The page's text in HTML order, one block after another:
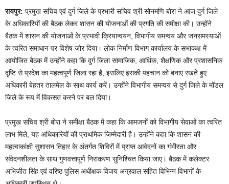
रायपुर: प्रमुख सचिव एवं दुर्ग जिले के प्रभारी सचिव श्री सोनमणि बोरा ने आज दुर्ग जिले
के अधिकारियों की बैठक लेकर शासन की योजनाओं की प्रगति की समीक्षा की। उन्होंने
बैठक में शासन की योजनाओं के प्रभावी क्रियान्वयन, विभागीय समन्वय और जनसमस्याओं
के त्वरित समाधान पर विशेष जोर दिया। लोक निर्माण विभाग कार्यालय के सभाकक्ष में
आयोजित बैठक में उन्होंने कहा कि दुर्ग जिला सामाजिक, आर्थिक, शैक्षणिक और प्रशासनिक
दृष्टि से प्रदेश का महत्वपूर्ण जिला रहा है, इसलिए इसकी पहचान को बनाए रखते हुए
अधिकारी बेहतर तालमेल के साथ कार्य करें। उन्होंने विभागीय समन्वय से दुर्ग जिले के मॉडल
जिले के रूप में विकसत करने पर बल दिया।
प्रमुख सचिव श्री बोरा ने समीक्षा बैठक में कहा कि आमजनों को विभागीय सेवाओं का त्वरित
लाभ मिले, यह अधिकारियों की प्राथमिक जिम्मेदारी है। उन्होंने कहा कि शासन की
महत्वाकांक्षी सुशासन तिहार के अंतर्गत शिविरों में प्राप्त आवेदनों का गंभीरता और
संवेदनशीलता के साथ गुणवत्तापूर्ण निराकरण सुनिश्चित किया जाए। बैठक में कलेक्टर
अभिजीत सिंह एवं वरिष्ठ पुलिस अधीक्षक विजय अग्रवाल सहित विभिन्न विभागों के